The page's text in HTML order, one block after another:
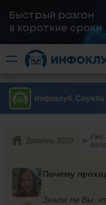
Быстрый разгон
​в короткие сроки
Инфоклуб. Служба
Декабрь 2023
Уже
Почему
Знали ли Вы,